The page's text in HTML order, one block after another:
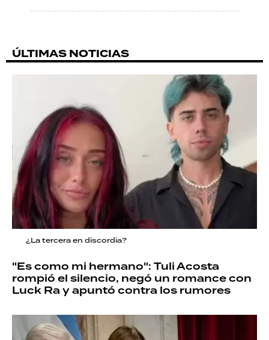
ÚLTIMAS NOTICIAS
¿La tercera en discordia?
"Es como mi hermano": Tuli Acosta
rompió el silencio, negó un romance con
Luck Ra y apuntó contra los rumores